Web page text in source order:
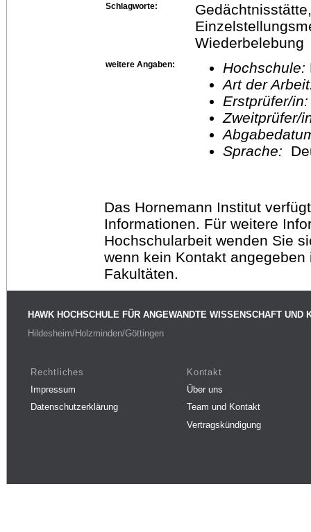
Schlagworte:
Wiederbelebung
weitere Angaben: Hochschule:
Art der
Erstprüfer/
Sprache:
Das Hornemann Institut
Informationen. Für weitere
Hochschularbeit wenden Sie
wenn kein Kontakt
Fakultäten.
HAWK HOCHSCHULE FÜR ANGEWANDTE WISSENSCHAFT UND
Hildesheim/Holzminden/Göttingen
Rechtliches
Impressum
Datenschutzerklärung
Kontakt
Über uns
Team und Kontakt
Vertragskündigung